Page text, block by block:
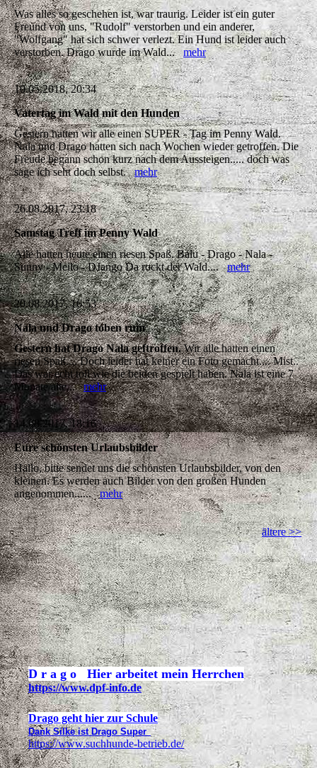
Was alles so geschehen ist, war traurig. Leider ist ein guter
Freund von uns, "Rudolf" verstorben und ein anderer,
"Wolfgang" hat sich schwer verlezt. Ein Hund ist leider auch
verstorben. Drago wurde im Wald...mehr
10.05.2018, 20:34
Vatertag im Wald mit den Hunden
Gestern hatten wir alle einen SUPER - Tag im Penny Wald.
Nala und Drago hatten sich nach Wochen wieder getroffen. Die
Freude begann schon kurz nach dem Aussteigen..... doch was
sage ich seht doch selbst.mehr
26.08.2017, 23:18
Samstag Treff im Penny Wald
Alle hatten heute einen riesen Spaß. Balu - Drago - Nala -
Sunny - Meilo - DJango Da rockt der Wald....mehr
20.08.2017, 16:53
Nala und Drago toben rum
Gestern hat Drago Nala geftroffen.Wir alle hatten einen
riesen Spaß.... Doch leider hat keiner ein Foto gemacht.... Mist..
Das war echt toll wie die beiden gespielt haben. Nala ist eine 7
Monate alte...mehr
14.08.2017, 18:16
Eure schönsten Urlaubsbilder
Hallo, bitte sendet uns die schönsten Urlaubsbilder, von den
kleinen. Es werden auch Bilder von den großen Hunden
angenommen......mehr
ältere >>
D r a g o Hier arbeitet mein Herrchen
https://www.dpf-info.de
Drago geht hier zur Schule
Dank Silke ist Drago Super
https://www.suchhunde-betrieb.de/